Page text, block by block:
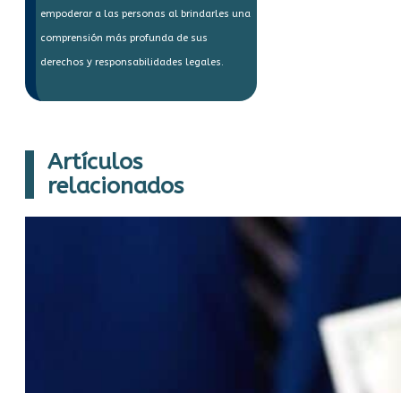
empoderar a las personas al brindarles una
comprensión más profunda de sus
derechos y responsabilidades legales.
Artículos
relacionados